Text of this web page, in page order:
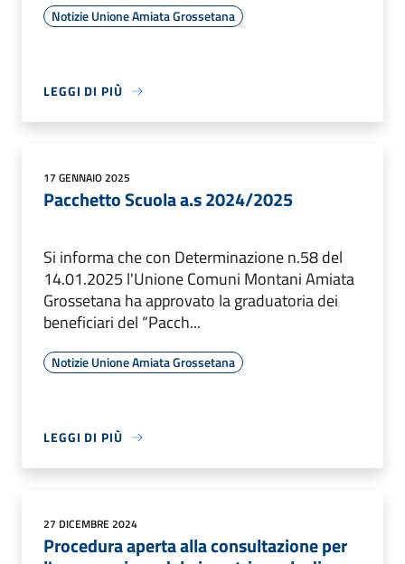
Notizie Unione Amiata Grossetana
LEGGI DI PIÙ
17 GENNAIO 2025
Pacchetto Scuola a.s 2024/2025
Si informa che con Determinazione n.58 del
14.01.2025 l'Unione Comuni Montani Amiata
Grossetana ha approvato la graduatoria dei
beneficiari del “Pacch...
Notizie Unione Amiata Grossetana
LEGGI DI PIÙ
27 DICEMBRE 2024
Procedura aperta alla consultazione per